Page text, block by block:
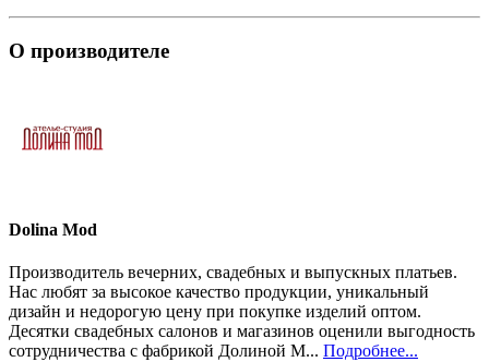
О производителе
Dolina Mod
Производитель вечерних, свадебных и выпускных платьев.
Нас любят за высокое качество продукции, уникальный
дизайн и недорогую цену при покупке изделий оптом.
Десятки свадебных салонов и магазинов оценили выгодность
сотрудничества с фабрикой Долиной М... Подробнее...